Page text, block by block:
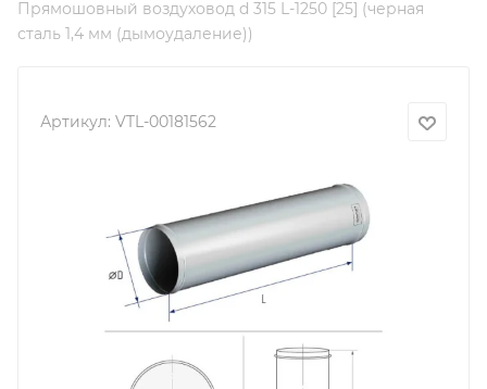
Прямошовный воздуховод d 315 L-1250 [25] (черная
сталь 1,4 мм (дымоудаление))
Артикул: VTL-00181562